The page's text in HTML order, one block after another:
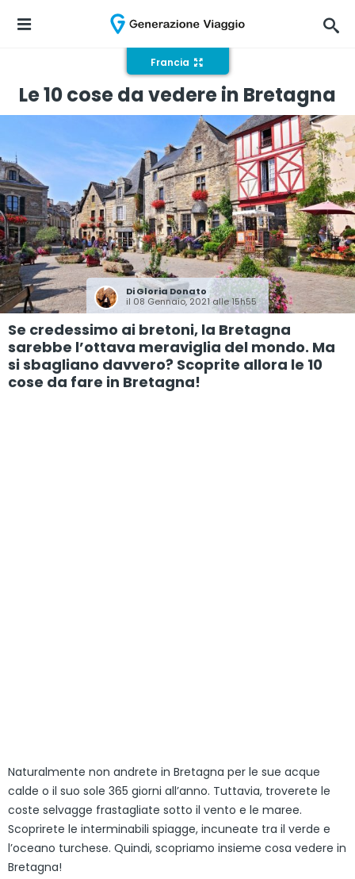
Francia
Le 10 cose da vedere in Bretagna
DiGloria Donato
il 08 Gennaio, 2021 alle 15h55
Se credessimo ai bretoni, la Bretagna
sarebbe l’ottava meraviglia del mondo. Ma
si sbagliano davvero? Scoprite allora le 10
cose da fare in Bretagna!
Naturalmente non andrete in Bretagna per le sue acque
calde o il suo sole 365 giorni all’anno. Tuttavia, troverete le
coste selvagge frastagliate sotto il vento e le maree.
Scoprirete le interminabili spiagge, incuneate tra il verde e
l’oceano turchese. Quindi, scopriamo insieme cosa vedere in
Bretagna!